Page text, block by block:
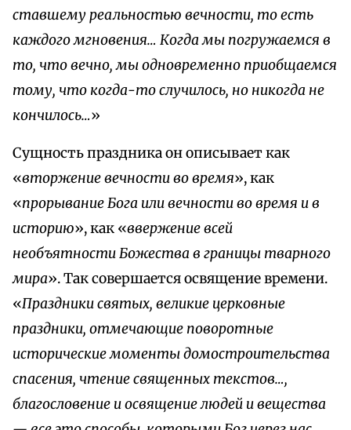
ставшему реальностью вечности, то есть
каждого мгновения… Когда мы погружаемся в
то, что вечно, мы одновременно приобщаемся
тому, что когда-то случилось, но никогда не
кончилось…»
Сущность праздника он описывает как
«вторжение вечности во время», как
«прорывание Бога или вечности во время и в
историю», как «ввержение всей
необъятности Божества в границы тварного
мира». Так совершается освящение времени.
«Праздники святых, великие церковные
праздники, отмечающие поворотные
исторические моменты домостроительства
спасения, чтение священных текстов…,
благословение и освящение людей и вещества